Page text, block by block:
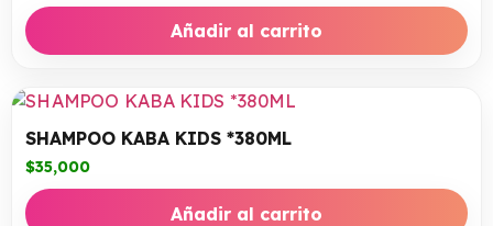
Añadir al carrito
SHAMPOO KABA KIDS *380ML
$35,000
Añadir al carrito